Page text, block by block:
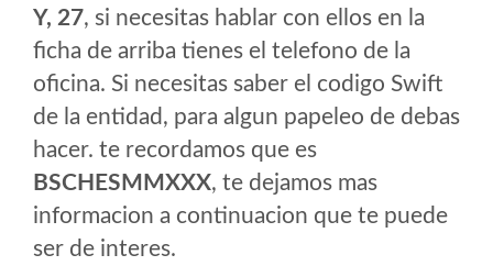
Y, 27, si necesitas hablar con ellos en la
ficha de arriba tienes el telefono de la
oficina. Si necesitas saber el codigo Swift
de la entidad, para algun papeleo de debas
hacer. te recordamos que es
BSCHESMMXXX, te dejamos mas
informacion a continuacion que te puede
ser de interes.